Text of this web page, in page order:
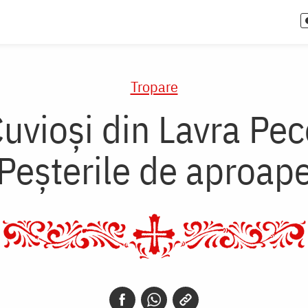
Tropare
din Lavra
de